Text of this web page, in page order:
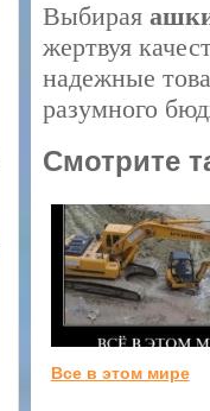
Выбирая
жертвуя
надежные
разумного
Смотрите
Все в этом мире